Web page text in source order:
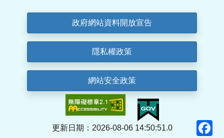
政府網站資料開放宣告
隱私權政策
網站安全政策
更新日期：2026-08-06 14:50:51.0